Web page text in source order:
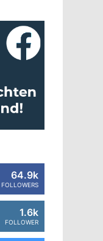
64.9k
FOLLOWERS
1.6k
FOLLOWER